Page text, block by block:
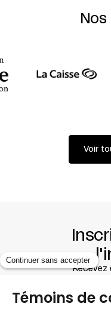
ASSISTANCE À LA
GINELLE CHAGNON
COPRODUCTION
RÉDACTION FABIENNE
TRADUCTION NEIL
Voir
Recevez